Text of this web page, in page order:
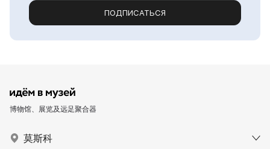
ПОДПИСАТЬСЯ
博物馆、展览及远足聚合器
莫斯科